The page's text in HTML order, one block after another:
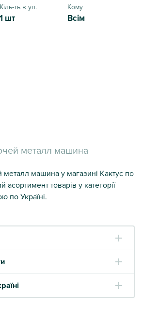
Кіль-ть в уп.
1 шт
Кому
Всім
металл машина
машина у магазині Кактус по
асортимент товарів у категорії
по Україні.